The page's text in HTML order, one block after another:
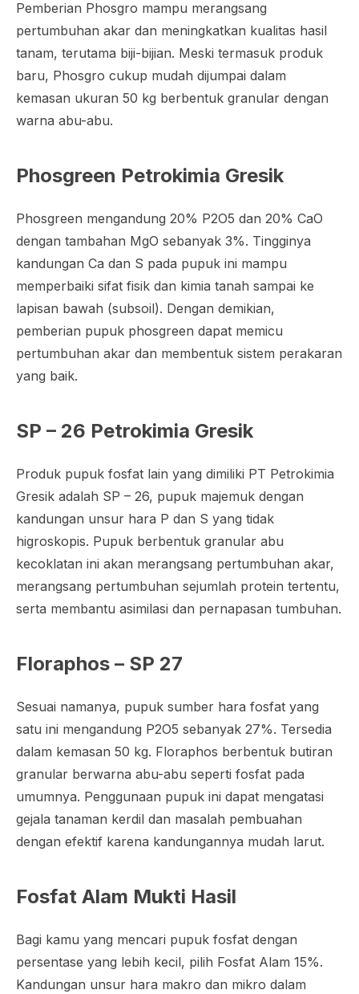
Pemberian Phosgro mampu merangsang
pertumbuhan akar dan meningkatkan kualitas hasil
tanam, terutama biji-bijian. Meski termasuk produk
baru, Phosgro cukup mudah dijumpai dalam
kemasan ukuran 50 kg berbentuk granular dengan
warna abu-abu.
Phosgreen Petrokimia Gresik
Phosgreen mengandung 20% P2O5 dan 20% CaO
dengan tambahan MgO sebanyak 3%. Tingginya
kandungan Ca dan S pada pupuk ini mampu
memperbaiki sifat fisik dan kimia tanah sampai ke
lapisan bawah (subsoil). Dengan demikian,
pemberian pupuk phosgreen dapat memicu
pertumbuhan akar dan membentuk sistem perakaran
yang baik.
SP – 26 Petrokimia Gresik
Produk pupuk fosfat lain yang dimiliki PT Petrokimia
Gresik adalah SP – 26, pupuk majemuk dengan
kandungan unsur hara P dan S yang tidak
higroskopis. Pupuk berbentuk granular abu
kecoklatan ini akan merangsang pertumbuhan akar,
merangsang pertumbuhan sejumlah protein tertentu,
serta membantu asimilasi dan pernapasan tumbuhan.
Floraphos – SP 27
Sesuai namanya, pupuk sumber hara fosfat yang
satu ini mengandung P2O5 sebanyak 27%. Tersedia
dalam kemasan 50 kg. Floraphos berbentuk butiran
granular berwarna abu-abu seperti fosfat pada
umumnya. Penggunaan pupuk ini dapat mengatasi
gejala tanaman kerdil dan masalah pembuahan
dengan efektif karena kandungannya mudah larut.
Fosfat Alam Mukti Hasil
Bagi kamu yang mencari pupuk fosfat dengan
persentase yang lebih kecil, pilih Fosfat Alam 15%.
Kandungan unsur hara makro dan mikro dalam